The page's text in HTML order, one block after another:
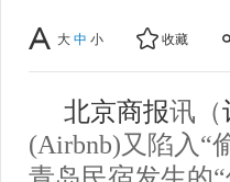
大 中 小 收藏
北京商报讯（
(Airbnb)又陷入“
青岛民宿发生的